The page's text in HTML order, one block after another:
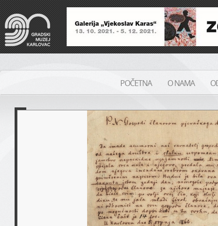
POČETNA O NAMA